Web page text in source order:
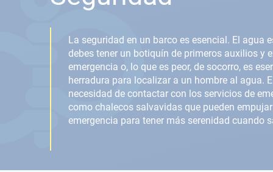
Cabuyería
Tienda y ocio
La seguridad en un barco es esencial. El agua
debes tener un botiquín de primeros auxilios y
emergencia o, lo que es peor, de socorro, es
herradura para localizar a un hombre al agua.
necesidad de contactar con los servicios de
como chalecos salvavidas que pueden
emergencia para tener más serenidad cuando